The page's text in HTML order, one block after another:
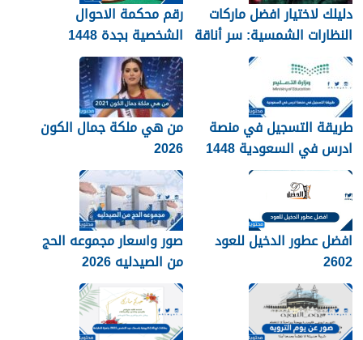
دليلك لاختيار افضل ماركات
النظارات الشمسية: سر أناقة
نجوم الرياضة والموضة
رقم محكمة الاحوال
الشخصية بجدة 1448
طريقة التسجيل في منصة
ادرس في السعودية 1448
من هي ملكة جمال الكون
2026
افضل عطور الدخيل للعود
2602
صور واسعار مجموعه الحج
من الصيدليه 2026